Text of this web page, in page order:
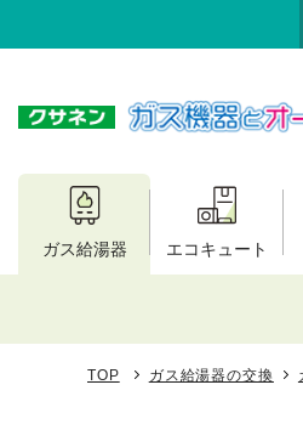
ガス給湯器 エコキュート
TOP ガス給湯器の交換